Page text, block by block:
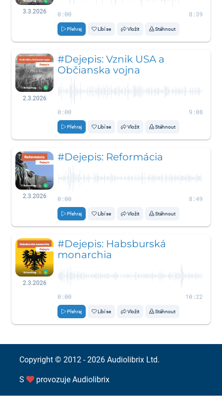
3.3.2026 0:00 8:39
Přehraj Líbí se Vložit Stáhnout
2.3.2026
#Dejepis: Vznik USA a
Občianska vojna
0:00 9:08
Přehraj Líbí se Vložit Stáhnout
2.3.2026
#Dejepis: Reformácia
0:00 8:49
Přehraj Líbí se Vložit Stáhnout
2.3.2026
#Dejepis: Habsburská
monarchia
0:00 10:22
Přehraj Líbí se Vložit Stáhnout
Copyright © 2012 - 2026 Audiolibrix Ltd.
S provozuje Audiolibrix